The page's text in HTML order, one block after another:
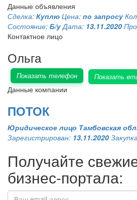
Данные объявления
Сделка: Куплю Цена: по запросу
Состояние: Б/у Дата: 13.11.2020
Контактное лицо
Ольга
Показать телефон Показать
Данные компании
ПОТОК
Юридическое лицо Тамбовская
Зарегистрирован: 13.11.2020
Получайте
бизнес-портала: